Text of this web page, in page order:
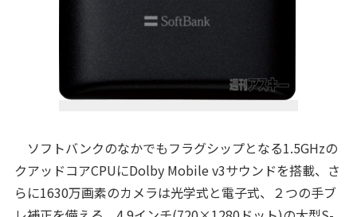
ソフトバンクのなかでもフラグシップとなる1.5GHzの
クアッドコアCPUにDolby Mobile v3サウンドを搭載、さ
らに1630万画素のカメラは光学式と電子式、２つの手ブ